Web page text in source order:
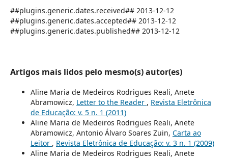
##plugins.generic.dates.received## 2013-12-12
##plugins.generic.dates.accepted## 2013-12-12
##plugins.generic.dates.published## 2013-12-12
Artigos mais lidos pelo mesmo(s) autor(es)
Aline Maria de Medeiros Rodrigues Reali, Anete
Abramowicz, Letter to the Reader , Revista Eletrônica
de Educação: v. 5 n. 1 (2011)
Aline Maria de Medeiros Rodrigues Reali, Anete
Abramowicz, Antonio Álvaro Soares Zuin, Carta ao
Leitor , Revista Eletrônica de Educação: v. 3 n. 1 (2009)
Aline Maria de Medeiros Rodrigues Reali, Anete